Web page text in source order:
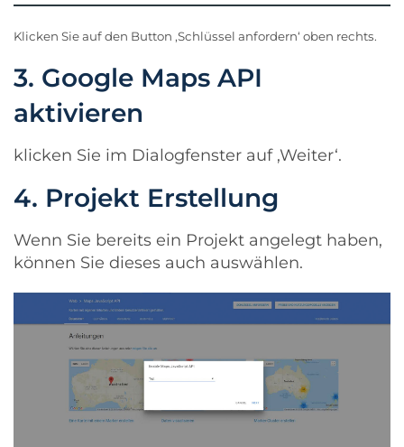
Klicken Sie auf den Button ‚Schlüssel anfordern‘ oben rechts.
3. Google Maps API
aktivieren
klicken Sie im Dialogfenster auf ‚Weiter‘.
4. Projekt Erstellung
Wenn Sie bereits ein Projekt angelegt haben,
können Sie dieses auch auswählen.